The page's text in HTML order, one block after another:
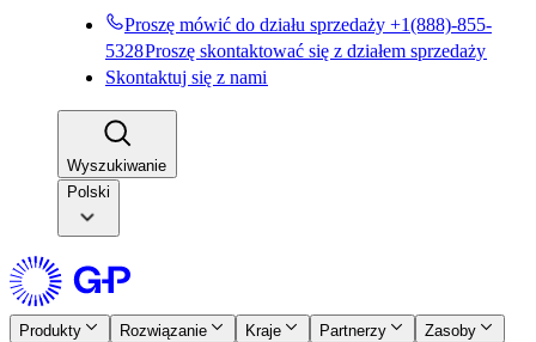
Proszę mówić do działu sprzedaży +1(888)-855-
5328​​Proszę skontaktować się z działem sprzedaży​​
Skontaktuj się z nami​​
Wyszukiwanie​​
Polski
Produkty​​ Rozwiązanie​​ Kraje​​ Partnerzy​​
Zasoby​​